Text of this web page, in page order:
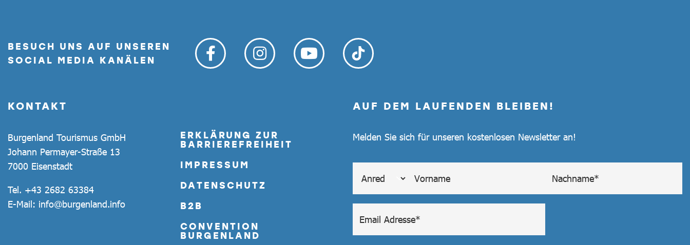
BESUCH UNS AUF UNSEREN
SOCIAL MEDIA KANÄLEN
KONTAKT
Burgenland Tourismus GmbH
Johann Permayer-Straße 13
7000 Eisenstadt
Tel. +43 2682 63384
E-Mail: info@burgenland.info
ERKLÄRUNG ZUR
BARRIEREFREIHEIT
IMPRESSUM
DATENSCHUTZ
B2B
CONVENTION
BURGENLAND
AUF DEM LAUFENDEN BLEIBEN!
Melden Sie sich für unseren kostenlosen Newsletter an!